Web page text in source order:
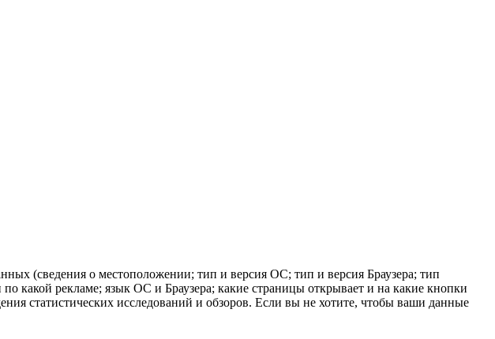
(сведения о местоположении; тип и версия ОС; тип и версия Браузера; тип
какой рекламе; язык ОС и Браузера; какие страницы открывает и на какие кнопки
статистических исследований и обзоров. Если вы не хотите, чтобы ваши данные